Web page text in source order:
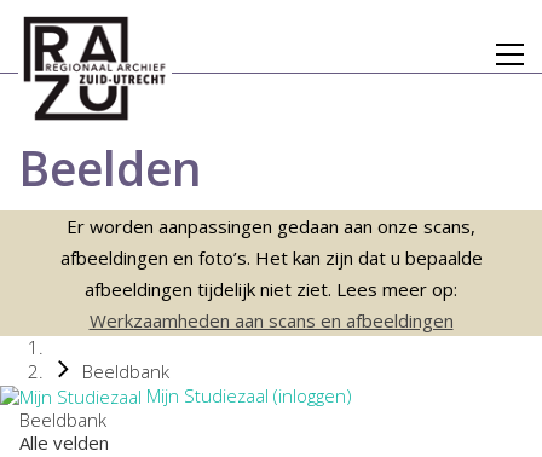
Beelden
Er worden aanpassingen gedaan aan onze scans,
afbeeldingen en foto’s. Het kan zijn dat u bepaalde
afbeeldingen tijdelijk niet ziet. Lees meer op:
Werkzaamheden aan scans en afbeeldingen
Beeldbank
Mijn Studiezaal (inloggen)
Beeldbank
Alle velden